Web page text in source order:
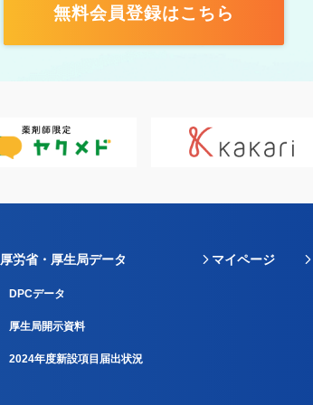
無料会員登録はこちら
厚労省・厚生局データ
DPCデータ
厚生局開示資料
2024年度新設項目届出状況
マイページ